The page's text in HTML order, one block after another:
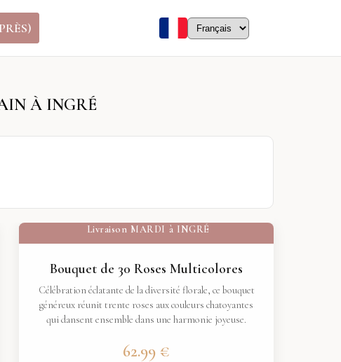
À INGRÉ
Livraison MARDI à INGRÉ
Bouquet de 30 Roses Multicolores
Célébration éclatante de la diversité florale, ce bouquet
généreux réunit trente roses aux couleurs chatoyantes
qui dansent ensemble dans une harmonie joyeuse.
62.99 €